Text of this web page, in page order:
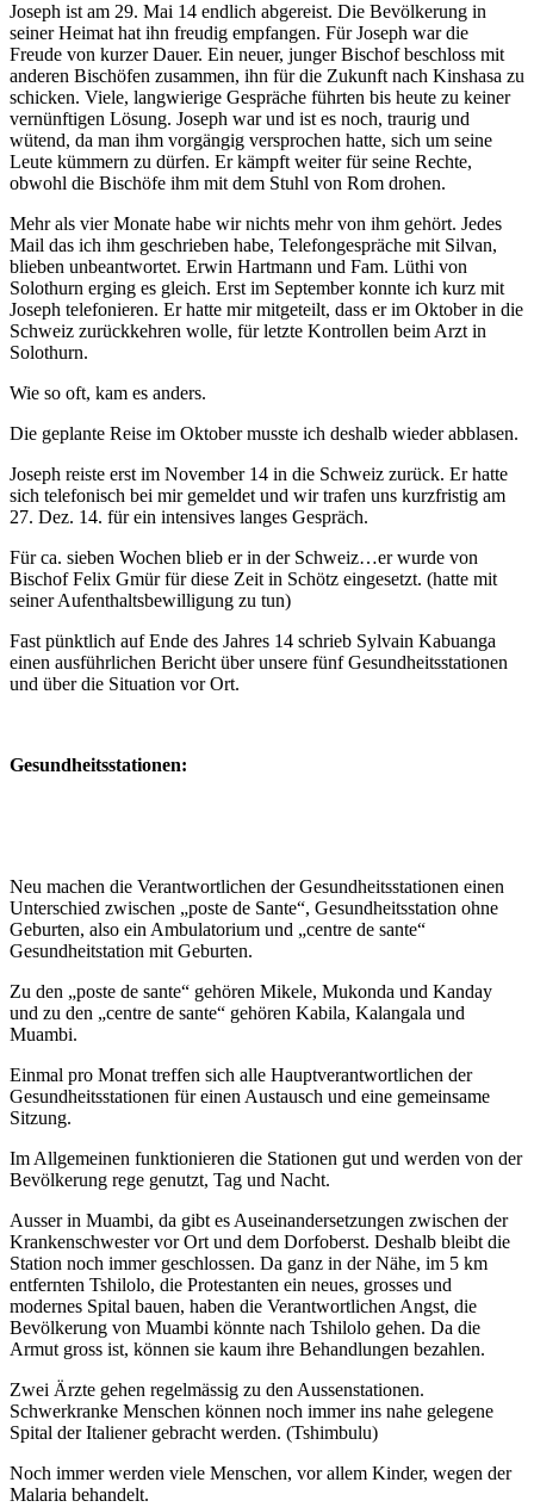
Joseph ist am 29. Mai 14 endlich abgereist. Die Bevölkerung in
seiner Heimat hat ihn freudig empfangen. Für Joseph war die
Freude von kurzer Dauer. Ein neuer, junger Bischof beschloss mit
anderen Bischöfen zusammen, ihn für die Zukunft nach Kinshasa zu
schicken. Viele, langwierige Gespräche führten bis heute zu keiner
vernünftigen Lösung. Joseph war und ist es noch, traurig und
wütend, da man ihm vorgängig versprochen hatte, sich um seine
Leute kümmern zu dürfen. Er kämpft weiter für seine Rechte,
obwohl die Bischöfe ihm mit dem Stuhl von Rom drohen.
Mehr als vier Monate habe wir nichts mehr von ihm gehört. Jedes
Mail das ich ihm geschrieben habe, Telefongespräche mit Silvan,
blieben unbeantwortet. Erwin Hartmann und Fam. Lüthi von
Solothurn erging es gleich. Erst im September konnte ich kurz mit
Joseph telefonieren. Er hatte mir mitgeteilt, dass er im Oktober in die
Schweiz zurückkehren wolle, für letzte Kontrollen beim Arzt in
Solothurn.
Wie so oft, kam es anders.
Die geplante Reise im Oktober musste ich deshalb wieder abblasen.
Joseph reiste erst im November 14 in die Schweiz zurück. Er hatte
sich telefonisch bei mir gemeldet und wir trafen uns kurzfristig am
27. Dez. 14. für ein intensives langes Gespräch.
Für ca. sieben Wochen blieb er in der Schweiz…er wurde von
Bischof Felix Gmür für diese Zeit in Schötz eingesetzt. (hatte mit
seiner Aufenthaltsbewilligung zu tun)
Fast pünktlich auf Ende des Jahres 14 schrieb Sylvain Kabuanga
einen ausführlichen Bericht über unsere fünf Gesundheitsstationen
und über die Situation vor Ort.
Gesundheitsstationen:
Neu machen die Verantwortlichen der Gesundheitsstationen einen
Unterschied zwischen „poste de Sante“, Gesundheitsstation ohne
Geburten, also ein Ambulatorium und „centre de sante“
Gesundheitstation mit Geburten.
Zu den „poste de sante“ gehören Mikele, Mukonda und Kanday
und zu den „centre de sante“ gehören Kabila, Kalangala und
Muambi.
Einmal pro Monat treffen sich alle Hauptverantwortlichen der
Gesundheitsstationen für einen Austausch und eine gemeinsame
Sitzung.
Im Allgemeinen funktionieren die Stationen gut und werden von der
Bevölkerung rege genutzt, Tag und Nacht.
Ausser in Muambi, da gibt es Auseinandersetzungen zwischen der
Krankenschwester vor Ort und dem Dorfoberst. Deshalb bleibt die
Station noch immer geschlossen. Da ganz in der Nähe, im 5 km
entfernten Tshilolo, die Protestanten ein neues, grosses und
modernes Spital bauen, haben die Verantwortlichen Angst, die
Bevölkerung von Muambi könnte nach Tshilolo gehen. Da die
Armut gross ist, können sie kaum ihre Behandlungen bezahlen.
Zwei Ärzte gehen regelmässig zu den Aussenstationen.
Schwerkranke Menschen können noch immer ins nahe gelegene
Spital der Italiener gebracht werden. (Tshimbulu)
Noch immer werden viele Menschen, vor allem Kinder, wegen der
Malaria behandelt.